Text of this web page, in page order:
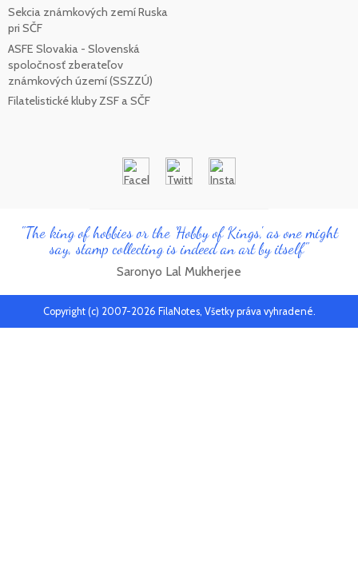
Sekcia známkových zemí Ruska
pri SČF
ASFE Slovakia - Slovenská
spoločnosť zberateľov
známkových území (SSZZÚ)
Filatelistické kluby ZSF a SČF
"The king of hobbies or the 'Hobby of Kings', as one might
say, stamp collecting is indeed an art by itself"
Saronyo Lal Mukherjee
Copyright (c) 2007-2026 FilaNotes, Všetky práva vyhradené.